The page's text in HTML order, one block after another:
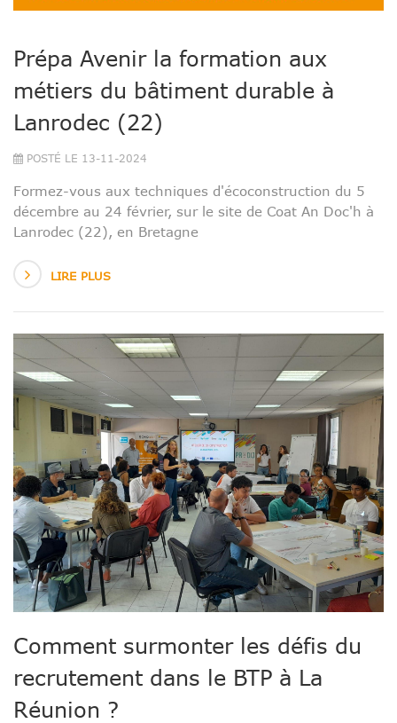
Prépa Avenir la formation aux
métiers du bâtiment durable à
Lanrodec (22)
POSTÉ LE 13-11-2024
Formez-vous aux techniques d'écoconstruction du 5
décembre au 24 février, sur le site de Coat An Doc'h à
Lanrodec (22), en Bretagne
LIRE PLUS
Comment surmonter les défis du
recrutement dans le BTP à La
Réunion ?